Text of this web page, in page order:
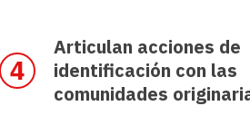
Articulan acciones de
identificación con las
comunidades